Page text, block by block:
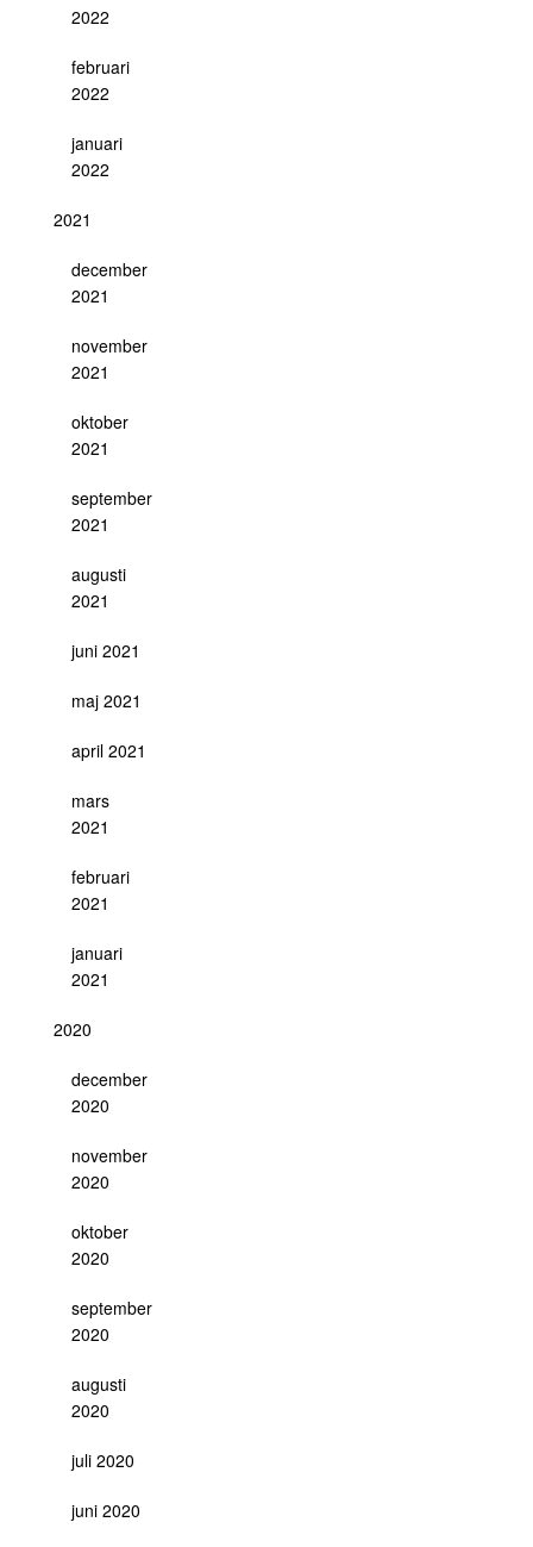
2022
februari
2022
januari
2022
2021
december
2021
november
2021
oktober
2021
september
2021
augusti
2021
juni 2021
maj 2021
april 2021
mars
2021
februari
2021
januari
2021
2020
december
2020
november
2020
oktober
2020
september
2020
augusti
2020
juli 2020
juni 2020